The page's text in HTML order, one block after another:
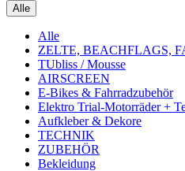
Alle
Alle
ZELTE, BEACHFLAGS,
TUbliss / Mousse
AIRSCREEN
E-Bikes & Fahrradzubehör
Elektro Trial-Motorräder +
Aufkleber & Dekore
TECHNIK
ZUBEHÖR
Bekleidung